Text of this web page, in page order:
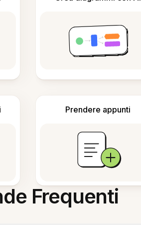
Prendere appunti
Frequenti